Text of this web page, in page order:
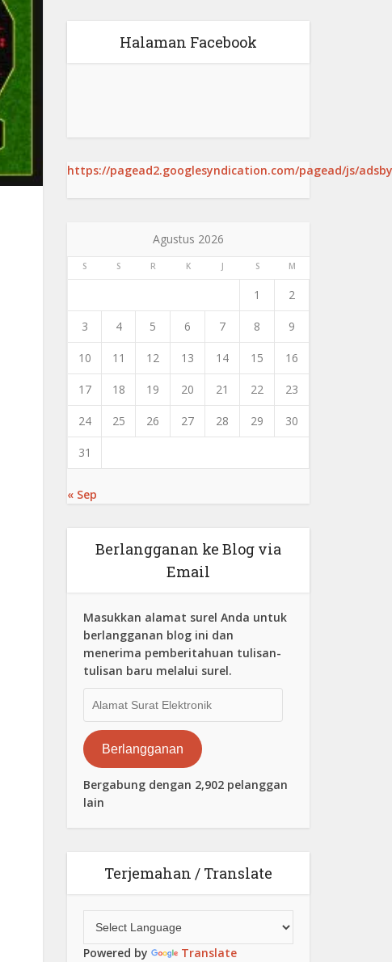
Halaman Facebook
https://pagead2.googlesyndication.com/pagead/js/
Agustus 2026
S S R K J S M
1 2
3 4 5 6 7 8 9
10 11 12 13 14 15 16
17 18 19 20 21 22 23
24 25 26 27 28 29 30
31
« Sep
Berlangganan ke Blog via
Email
Masukkan alamat surel Anda untuk
berlangganan blog ini dan
menerima pemberitahuan tulisan-
tulisan baru melalui surel.
Surat
Elektronik
Berlangganan
Bergabung dengan 2,902 pelanggan
lain
Terjemahan / Translate
Powered by Translate